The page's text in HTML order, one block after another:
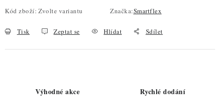
Kód zboží: Zvolte variantu Značka:Smartflex
Tisk Zeptat se Hlídat Sdílet
Výhodné akce Rychlé dodání